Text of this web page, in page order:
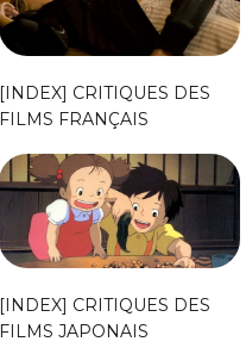
[INDEX] CRITIQUES DES
FILMS FRANÇAIS
[INDEX] CRITIQUES DES
FILMS JAPONAIS